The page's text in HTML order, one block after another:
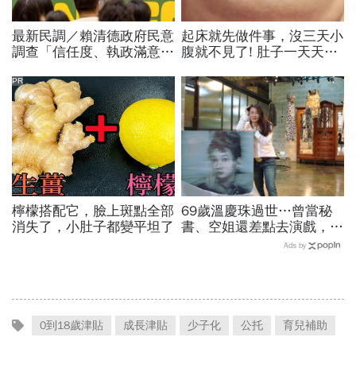
最新民調／賴清德政府民意
調查「信任度、執政滿意
降…中央表現牽動縣市長選
戰！
起床就先做件事，沒三天小
腹就不見了! 肚子一天天變
檸檬搭配它，臉上斑點全部
消失了，小肚子都變平坦了
PR
69歲溫慶珠過世…曾當秘
書、空姐還差點去演戲，擁
過婚姻「只信一見鍾情」！
Ads by
0到18歲津貼 成長津貼 少子化 公托 育兒補助